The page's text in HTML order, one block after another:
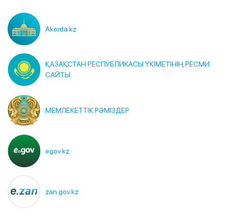
Akorda.kz
ҚАЗАҚСТАН РЕСПУБЛИКАСЫ ҮКІМЕТІНІҢ РЕСМИ
САЙТЫ
МЕМЛЕКЕТТІК РӘМІЗДЕР
egov.kz
zan.gov.kz